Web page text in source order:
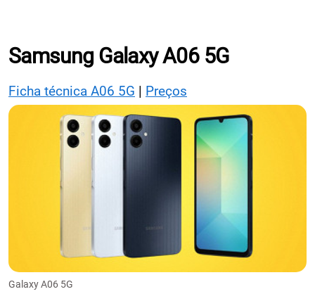
Samsung Galaxy A06 5G
Ficha técnica A06 5G | Preços
Galaxy A06 5G